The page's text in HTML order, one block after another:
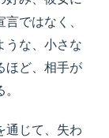
ではなく、
うな、小さな
ほど、相手が
通じて、失わ